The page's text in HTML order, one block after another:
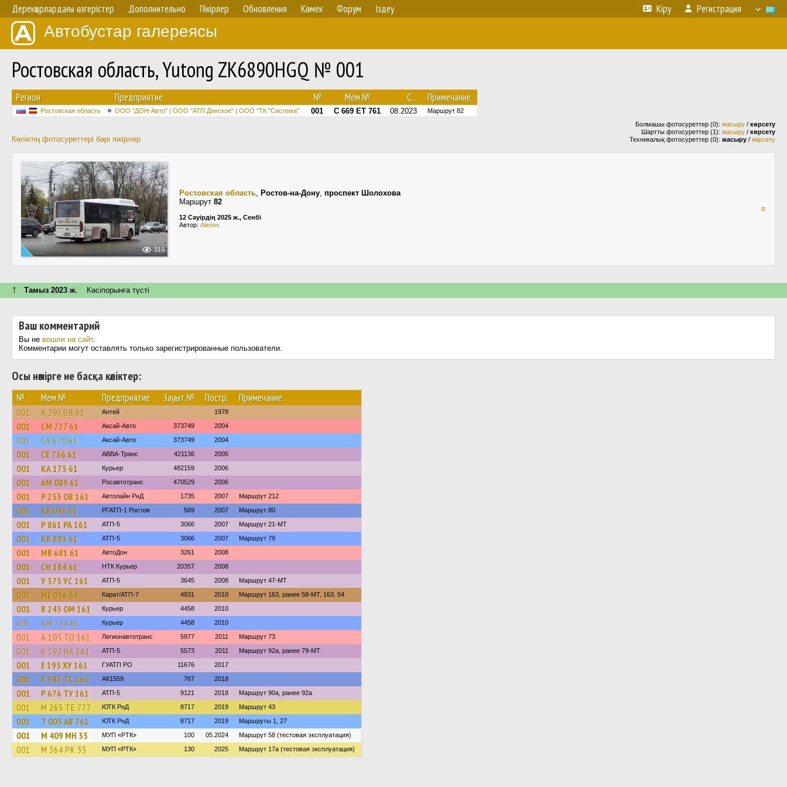
Дерекқорлардағы өзгерістер Дополнительно Пікірлер Обновления Көмек Форум Іздеу Кіру Регистрация
Автобустар галереясы
Ростовская область, Yutong ZK6890HGQ № 001
Регион Предприятие № Мем.№ С... Примечание
Ростовская область ООО "ДОН-Авто" | ООО "АТП Донское" | ООО "ТК "Система" 001 С 669 ЕТ 761 08.2023 Маршрут 82
Көліктің фотосуреттері бәрі пікірлер
Болмашы фотосуреттер (0): жасыру / көрсету
Шартты фотосуреттер (1): жасыру / көрсету
Техникалық фотосуреттер (0): жасыру / көрсету
319
Ростовская область, Ростов-на-Дону, проспект Шолохова
Маршрут 82
12 Сәуірдің 2025 ж., Сенбі
Автор: Alenov
¤
↑ Тамыз 2023 ж. Кәсіпорынға түсті
Ваш комментарий
Вы не вошли на сайт.
Комментарии могут оставлять только зарегистрированные пользователи.
Осы нөмірге ие басқа көліктер:
№ Мем.№ Предприятие Зауыт.№ Постр. Примечание
001 А 297 ВВ 61 Антей 1978
001 СМ 727 61 Аксай-Авто 373749 2004
001 СА 670 61 Аксай-Авто 373749 2004
001 СЕ 736 61 АВВА-Транс 421136 2005
001 КА 175 61 Курьер 482159 2006
001 АМ 089 61 Росавтотранс 470529 2006
001 Р 233 ОВ 161 Автолайн РнД 1735 2007 Маршрут 212
001 КВ 045 61 РГАТП-1 Ростов 569 2007 Маршрут 80
001 Р 861 РА 161 АТП-5 3066 2007 Маршрут 21-МТ
001 КВ 883 61 АТП-5 3066 2007 Маршрут 79
001 МВ 681 61 АвтоДон 3261 2008
001 СН 184 61 НТК Курьер 20357 2008
001 У 375 УС 161 АТП-5 3645 2008 Маршрут 47-МТ
001 МЕ 016 61 Карат/АТП-7 4931 2010 Маршрут 163, ранее 58-МТ, 163, 54
001 В 243 ОМ 161 Курьер 4458 2010
001 АМ 724 61 Курьер 4458 2010
001 А 103 ТО 161 Легионавтотранс 5977 2011 Маршрут 73
001 В 192 НА 161 АТП-5 5573 2011 Маршрут 92а, ранее 79-МТ
001 Е 195 ХУ 161 ГУАТП РО 11676 2017
001 У 345 ТС 161 АК1559 767 2018
001 Р 676 ТУ 161 АТП-5 9121 2018 Маршрут 90а, ранее 92а
001 М 265 ТЕ 777 ЮТК РнД 8717 2019 Маршрут 43
001 Т 005 АВ 761 ЮТК РнД 8717 2019 Маршруты 1, 27
001 М 409 МН 35 МУП «РТК» 100 05.2024 Маршрут 58 (тестовая эксплуатация)
001 М 364 РК 35 МУП «РТК» 130 2025 Маршрут 17а (тестовая эксплуатация)